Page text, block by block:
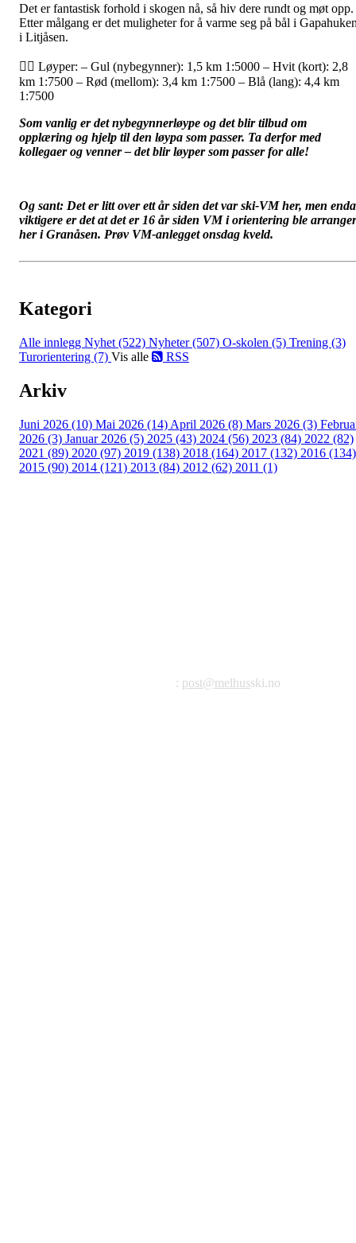
Det er fantastisk forhold i skogen nå, så hiv dere rundt og møt opp.
Etter målgang er det muligheter for å varme seg på bål i
i Litjåsen.
🏃‍♂️ Løyper: – Gul (nybegynner): 1,5 km 1:5000 – Hvit (kort): 2,8
km 1:7500 – Rød (mellom): 3,4 km 1:7500 – Blå (lang): 4,4 km
1:7500
Som vanlig er det nybegynnerløype og det blir tilbud om
opplæring og hjelp til den løypa som passer. Ta derfor med
kollegaer og venner – det blir løyper som passer for alle!
Og sant: Det er litt over ett år siden det var ski-VM her, men enda
viktigere er det at det er 16 år siden VM i orientering ble
her i Granåsen. Prøv VM-anlegget onsdag kveld.
Kategori
Alle innlegg Nyhet (522) Nyheter (507) O-skolen (5) Trening (3)
Turorientering (7) Vis alle RSS
Arkiv
Juni 2026 (10) Mai 2026 (14) April 2026 (8) Mars 2026 (3)
2026 (3) Januar 2026 (5) 2025 (43) 2024 (56) 2023 (84) 2022 (82)
2021 (89) 2020 (97) 2019 (138) 2018 (164) 2017 (132) 2016 (134)
2015 (90) 2014 (121) 2013 (84) 2012 (62) 2011 (1)
: post@melhusski.no